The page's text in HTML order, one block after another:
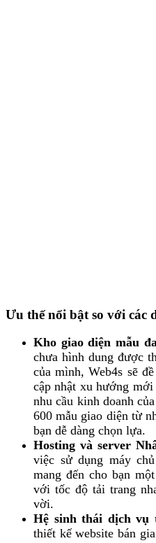
Ưu thế nổi bật so với các
Kho giao diện mẫu
chưa hình dung được
của mình, Web4s sẽ
cập nhật xu hướng
nhu cầu kinh doanh
600 mẫu giao diện từ
bạn dễ dàng chọn lựa.
Hosting và server
việc sử dụng máy
mang đến cho bạn
với tốc độ tải trang
vời.
Hệ sinh thái dịch vụ
thiết kế website bán